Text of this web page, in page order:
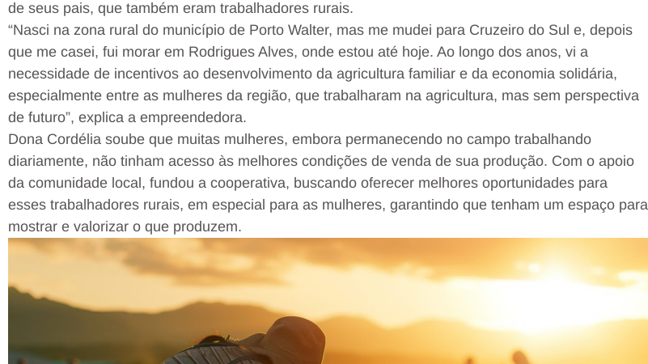
de seus pais, que também eram trabalhadores rurais.
“Nasci na zona rural do município de Porto Walter, mas me mudei para Cruzeiro do Sul e, depois
que me casei, fui morar em Rodrigues Alves, onde estou até hoje. Ao longo dos anos, vi a
necessidade de incentivos ao desenvolvimento da agricultura familiar e da economia solidária,
especialmente entre as mulheres da região, que trabalharam na agricultura, mas sem perspectiva
de futuro”, explica a empreendedora.
Dona Cordélia soube que muitas mulheres, embora permanecendo no campo trabalhando
diariamente, não tinham acesso às melhores condições de venda de sua produção. Com o apoio
da comunidade local, fundou a cooperativa, buscando oferecer melhores oportunidades para
esses trabalhadores rurais, em especial para as mulheres, garantindo que tenham um espaço para
mostrar e valorizar o que produzem.